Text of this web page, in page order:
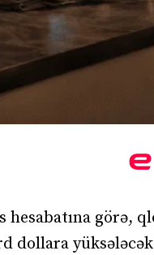
görə,
dollara